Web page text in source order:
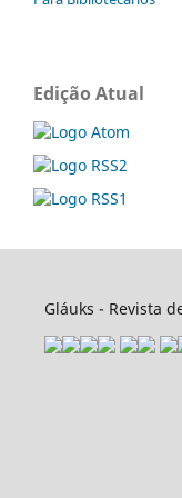
Edição Atual
Gláuks - Revista